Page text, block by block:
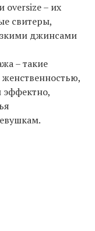
oversize – их
свитеры,
джинсами
– такие
эффектно,